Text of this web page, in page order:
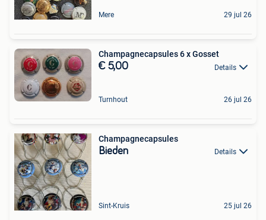
Mere 29 jul 26
Champagnecapsules 6 x Gosset
€ 5,00 Details
Turnhout 26 jul 26
Champagnecapsules
Bieden Details
Sint-Kruis 25 jul 26